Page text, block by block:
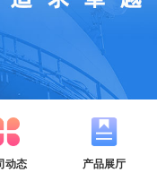
动态 产品展厅